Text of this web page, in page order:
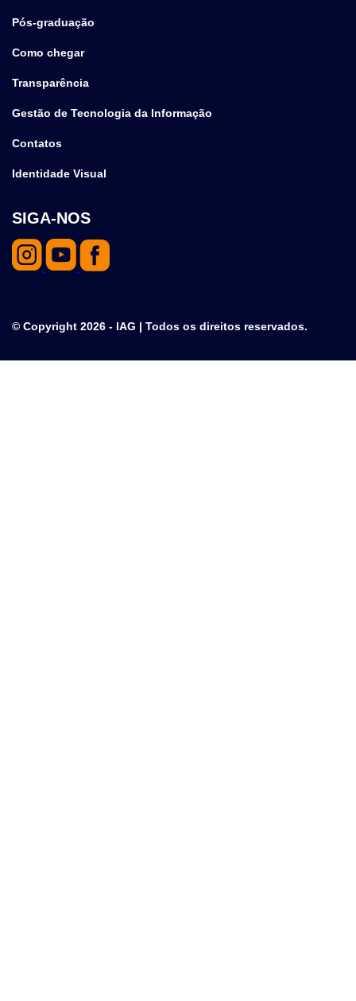
Pós-graduação
Como chegar
Transparência
Gestão de Tecnologia da Informação
Contatos
Identidade Visual
SIGA-NOS
© Copyright 2026 - IAG | Todos os direitos reservados.